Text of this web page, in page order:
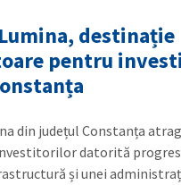
destinație
pentru
din județul Constanța
datorită
și unei